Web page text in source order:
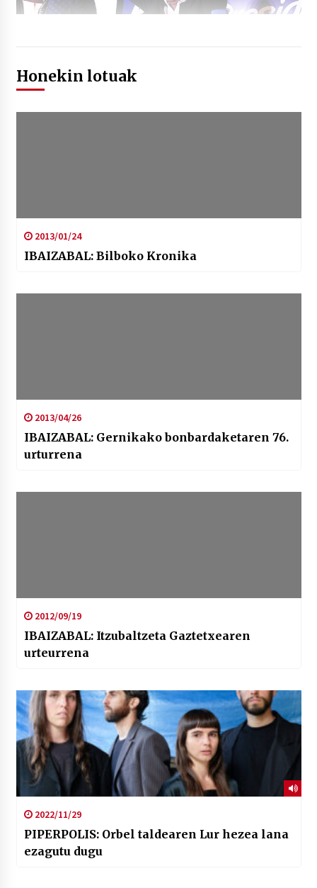
Honekin lotuak
2013/01/24
IBAIZABAL: Bilboko Kronika
2013/04/26
IBAIZABAL: Gernikako bonbardaketaren 76.
urturrena
2012/09/19
IBAIZABAL: Itzubaltzeta Gaztetxearen
urteurrena
2022/11/29
PIPERPOLIS: Orbel taldearen Lur hezea lana
ezagutu dugu